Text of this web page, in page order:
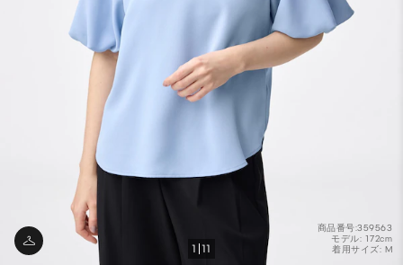
商品番号:359563
モデル: 172cm
着用サイズ: M
1 11